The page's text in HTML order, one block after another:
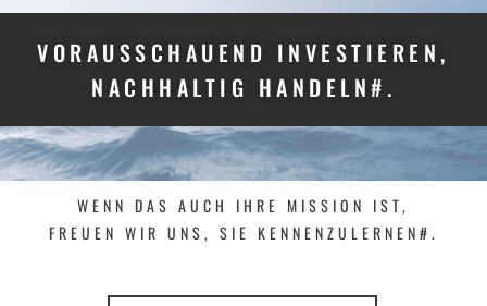
VORAUSSCHAUEND INVESTIEREN,
NACHHALTIG HANDELN#.
WENN DAS AUCH IHRE MISSION IST,
FREUEN WIR UNS, SIE KENNENZULERNEN#.